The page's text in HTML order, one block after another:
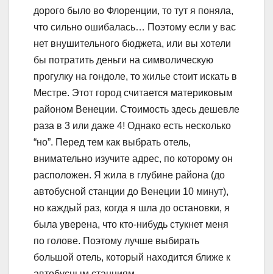
дорого было во Флоренции, то тут я поняла,
что сильно ошибалась… Поэтому если у вас
нет внушительного бюджета, или вы хотели
бы потратить деньги на символическую
прогулку на гондоле, то жилье стоит искать в
Местре. Этот город считается материковым
районом Венеции. Стоимость здесь дешевле
раза в 3 или даже 4! Однако есть несколько
“но”. Перед тем как выбрать отель,
внимательно изучите адрес, по которому он
расположен. Я жила в глубине района (до
автобусной станции до Венеции 10 минут),
но каждый раз, когда я шла до остановки, я
была уверена, что кто-нибудь стукнет меня
по голове. Поэтому лучше выбирать
большой отель, который находится ближе к